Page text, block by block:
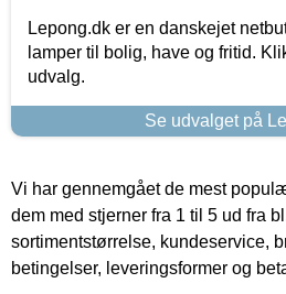
Lepong.dk er en danskejet
lamper til bolig, have og fritid.
udvalg.
Se udvalget på
Vi har gennemgået de mest
dem med stjerner fra 1 til 5 ud fra
sortimentstørrelse, kundeservice,
betingelser, leveringsformer og